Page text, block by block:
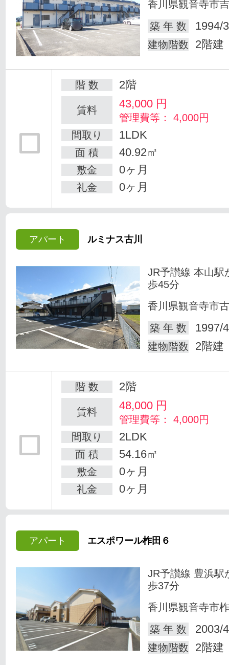
香川県観音寺市
築 年 数
1994/
建物階数 2階建
階 数 2階
賃料 43,000 円
管理費等： 4,000円
間取り
1LDK
面 積 40.92㎡
敷金 0ヶ月
礼金 0ヶ月
アパート ルミナス古川
JR予讃線 本山駅
歩45分
香川県観音寺市
築 年 数
1997/
建物階数 2階建
階 数 2階
賃料 48,000 円
管理費等： 4,000円
間取り
2LDK
面 積 54.16㎡
敷金 0ヶ月
礼金 0ヶ月
アパート エスポワール柞田６
JR予讃線 豊浜駅
歩37分
香川県観音寺市
築 年 数
2003/
建物階数 2階建